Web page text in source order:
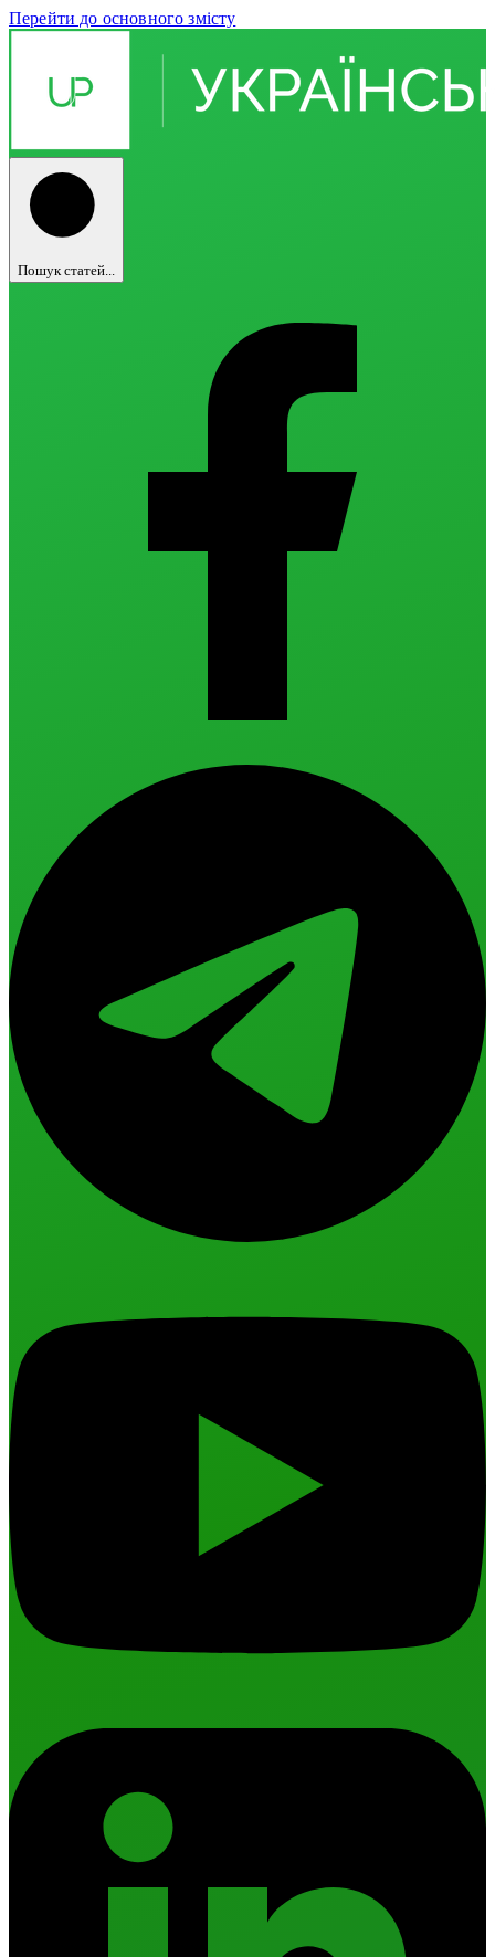
Перейти до основного змісту
Пошук статей...